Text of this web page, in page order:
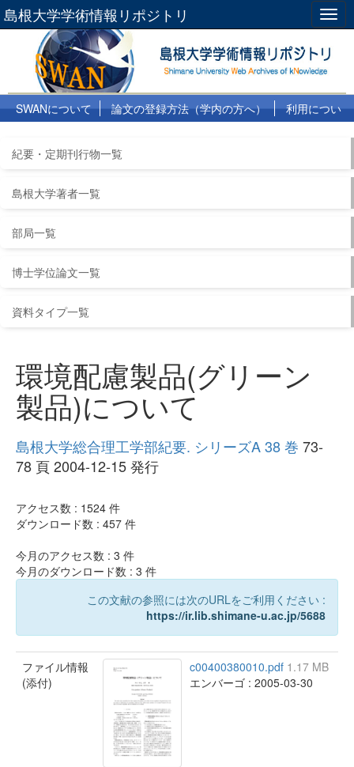
島根大学学術情報リポジトリ
SWANについて 論文の登録方法（学内の方へ）
利用につい
紀要・定期刊行物一覧
島根大学著者一覧
部局一覧
博士学位論文一覧
資料タイプ一覧
環境配慮製品(グリーン
製品)について
島根大学総合理工学部紀要. シリーズA 38 巻 73-
78 頁 2004-12-15 発行
アクセス数 : 1524 件
ダウンロード数 : 457 件
今月のアクセス数 : 3 件
今月のダウンロード数 : 3 件
この文献の参照には次のURLをご利用ください :
https://ir.lib.shimane-u.ac.jp/5688
ファイル情報
(添付)
c00400380010.pdf 1.17 MB
エンバーゴ : 2005-03-30